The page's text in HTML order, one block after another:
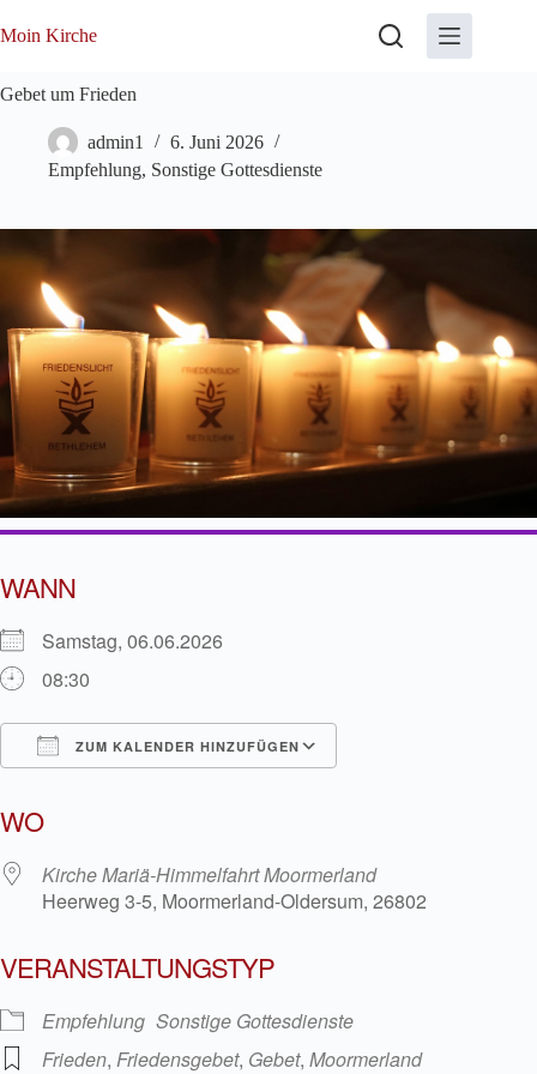
Inhalt
Moin Kirche
Gebet um Frieden
admin1
6. Juni 2026
Empfehlung, Sonstige Gottesdienste
WANN
Samstag, 06.06.2026
08:30
ZUM KALENDER HINZUFÜGEN
WO
Kirche Mariä-Himmelfahrt Moormerland
Heerweg 3-5, Moormerland-Oldersum, 26802
VERANSTALTUNGSTYP
Empfehlung Sonstige Gottesdienste
Frieden, Friedensgebet, Gebet, Moormerland